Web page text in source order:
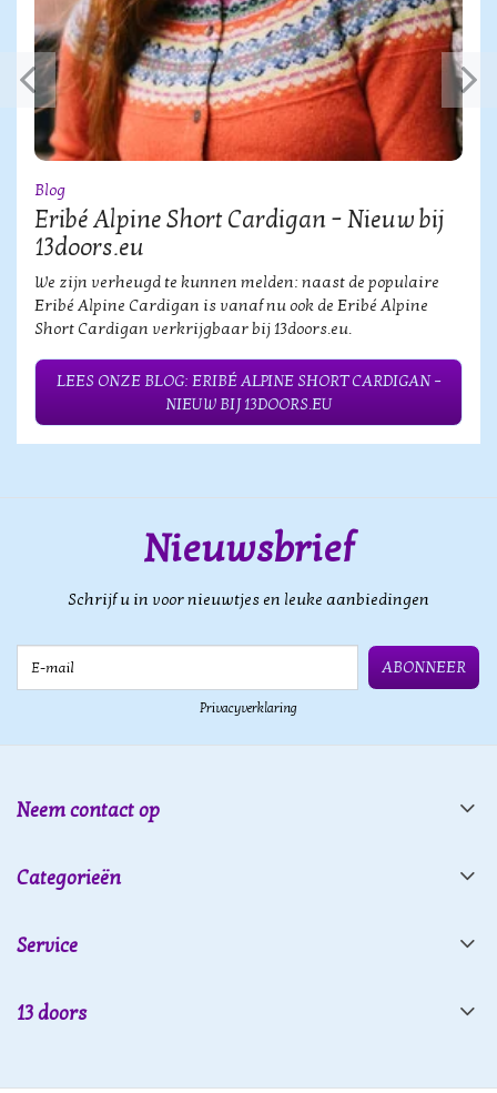
Blog
Eribé Alpine Short Cardigan – Nieuw bij
13doors.eu
We zijn verheugd te kunnen melden: naast de populaire
Eribé Alpine Cardigan is vanaf nu ook de Eribé Alpine
Short Cardigan verkrijgbaar bij 13doors.eu.
LEES ONZE BLOG: ERIBÉ ALPINE SHORT CARDIGAN –
NIEUW BIJ 13DOORS.EU
Nieuwsbrief
Schrijf u in voor nieuwtjes en leuke aanbiedingen
ABONNEER
Privacyverklaring
Neem contact op
Categorieën
Service
13 doors